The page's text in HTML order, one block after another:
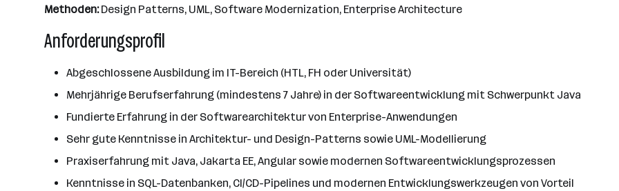
Methoden:Design Patterns, UML, Software Modernization, Enterprise Architecture
Anforderungsprofil
Abgeschlossene Ausbildung im IT-Bereich (HTL, FH oder Universität)
Mehrjährige Berufserfahrung (mindestens 7 Jahre) in der Softwareentwicklung mit Schwerpunkt Java
Fundierte Erfahrung in der Softwarearchitektur von Enterprise-Anwendungen
Sehr gute Kenntnisse in Architektur- und Design-Patterns sowie UML-Modellierung
Praxiserfahrung mit Java, Jakarta EE, Angular sowie modernen Softwareentwicklungsprozessen
Kenntnisse in SQL-Datenbanken, CI/CD-Pipelines und modernen Entwicklungswerkzeugen von Vorteil